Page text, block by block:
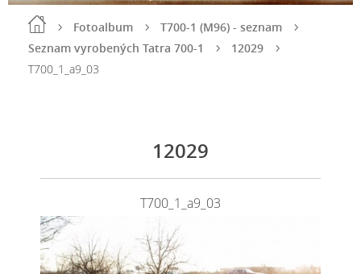
Fotoalbum
T700-1 (M96) - seznam
Seznam vyrobených Tatra 700-1
12029
T700_1_a9_03
12029
T700_1_a9_03